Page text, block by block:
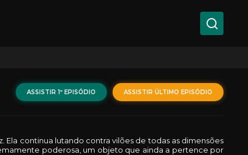
ASSISTIR 1º EPISÓDIO ASSISTIR ÚLTIMO EPISÓDIO
Ela continua lutando contra vilões de todas as dimensões
poderosa, um objeto que ainda a pertence por